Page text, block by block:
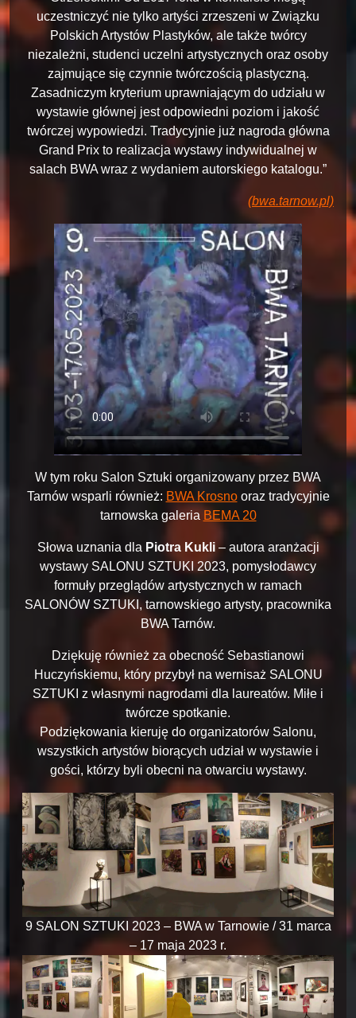
uczestniczyć nie tylko artyści zrzeszeni w Związku
Polskich Artystów Plastyków, ale także twórcy
niezależni, studenci uczelni artystycznych oraz osoby
zajmujące się czynnie twórczością plastyczną.
Zasadniczym kryterium uprawniającym do udziału w
wystawie głównej jest odpowiedni poziom i jakość
twórczej wypowiedzi. Tradycyjnie już nagroda główna
Grand Prix to realizacja wystawy indywidualnej w
salach BWA wraz z wydaniem autorskiego katalogu.”
(bwa.tarnow.pl)
W tym roku Salon Sztuki organizowany przez BWA
Tarnów wsparli również: BWA Krosnooraz tradycyjnie
tarnowska galeria BEMA 20
Słowa uznania dla Piotra Kukli– autora aranżacji
wystawy SALONU SZTUKI 2023, pomysłodawcy
formuły przeglądów artystycznych w ramach
SALONÓW SZTUKI, tarnowskiego artysty, pracownika
BWA Tarnów.
Dziękuję również za obecność Sebastianowi
Huczyńskiemu, który przybył na wernisaż SALONU
SZTUKI z własnymi nagrodami dla laureatów. Miłe i
twórcze spotkanie.
Podziękowania kieruję do organizatorów Salonu,
wszystkich artystów biorących udział w wystawie i
gości, którzy byli obecni na otwarciu wystawy.
9 SALON SZTUKI 2023 – BWA w Tarnowie / 31 marca
– 17 maja 2023 r.